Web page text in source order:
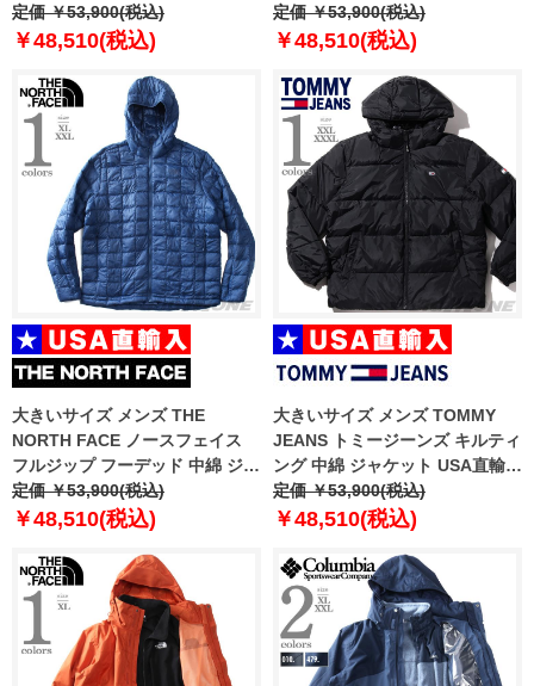
ッド ジャケット Rut Windproof
Jacket USA直輸入 1378817-994
定価 ￥53,900(税込)
￥48,510(税込)
nf0a3jqq-le4
定価 ￥53,900(税込)
￥48,510(税込)
大きいサイズ メンズ THE
NORTH FACE ノースフェイス
フルジップ フーデッド 中綿 ジャ
ケット ThermoBall Eco Hoodie
USA直輸入 nf0a5glk-hdc
定価 ￥53,900(税込)
￥48,510(税込)
大きいサイズ メンズ TOMMY
JEANS トミージーンズ キルティ
ング 中綿 ジャケット USA直輸入
dm0dm18487
定価 ￥53,900(税込)
￥48,510(税込)